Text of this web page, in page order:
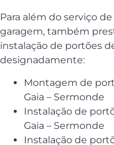
Para além do serviço
garagem, também
instalação de portões
designadamente:
Montagem de
Gaia – Sermonde
Instalação de
Gaia – Sermonde
Instalação de